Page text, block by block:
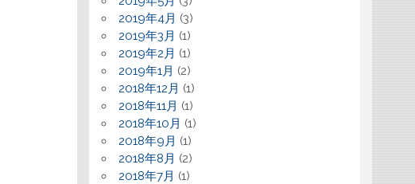
2019年4月 (3)
2019年3月 (1)
2019年2月 (1)
2019年1月 (2)
2018年12月 (1)
2018年11月 (1)
2018年10月 (1)
2018年9月 (1)
2018年8月 (2)
2018年7月 (1)